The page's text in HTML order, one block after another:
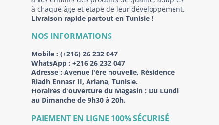
à chaque âge et étape de leur développement.
Livraison rapide partout en Tunisie !
NOS INFORMATIONS
Mobile : (+216) 26 232 047
WhatsApp : +216 26 232 047
Adresse : Avenue l'ère nouvelle, Résidence
Riadh Ennasr II, Ariana, Tunisie.
Horaires d'ouverture du Magasin : Du Lundi
au Dimanche de 9h30 à 20h.
PAIEMENT EN LIGNE 100% SÉCURISÉ